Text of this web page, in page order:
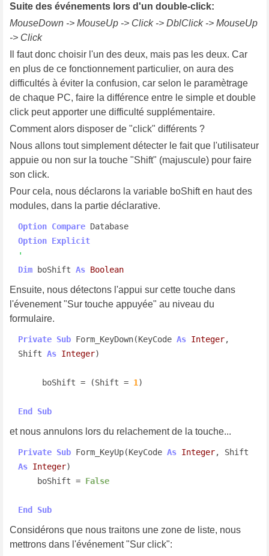
Suite des événements lors d'un double-click:
MouseDown -> MouseUp -> Click -> DblClick -> MouseUp
-> Click
Il faut donc choisir l'un des deux, mais pas les deux. Car
en plus de ce fonctionnement particulier, on aura des
difficultés à éviter la confusion, car selon le paramètrage
de chaque PC, faire la différence entre le simple et double
click peut apporter une difficulté supplémentaire.
Comment alors disposer de "click" différents ?
Nous allons tout simplement détecter le fait que l'utilisateur
appuie ou non sur la touche "Shift" (majuscule) pour faire
son click.
Pour cela, nous déclarons la variable boShift en haut des
modules, dans la partie déclarative.
Option Compare
Database
Option Explicit
'
Dim boShift As Boolean
Ensuite, nous détectons l'appui sur cette touche dans
l'évenement "Sur touche appuyée" au niveau du
formulaire.
Private Sub Form_KeyDown(KeyCode As Integer,
Shift As Integer)
     boShift = (Shift =
1 )
End Sub
et nous annulons lors du relachement de la touche...
Private Sub Form_KeyUp(KeyCode As Integer
As Integer)
    boShift =
False
End Sub
Considérons que nous traitons une zone de liste, nous
mettrons dans l'événement "Sur click":